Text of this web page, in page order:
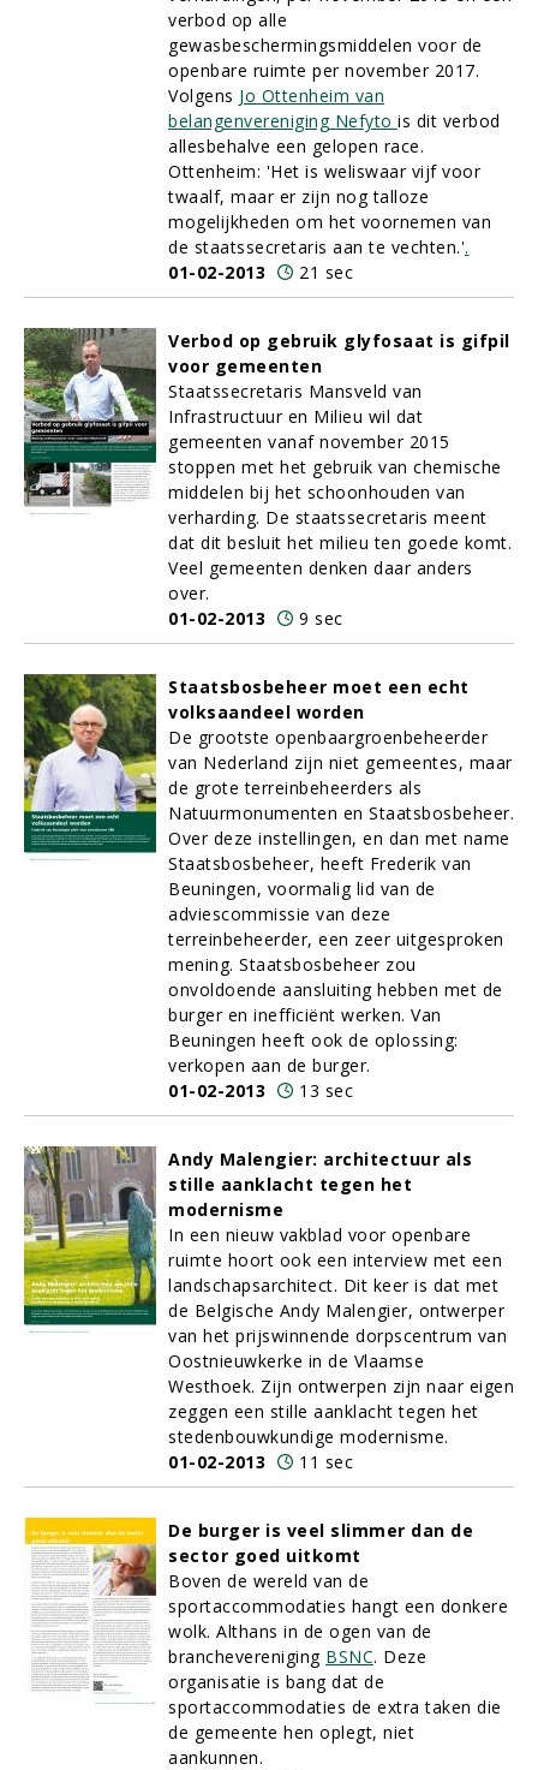
verbod op alle
gewasbeschermingsmiddelen voor de
openbare ruimte per november 2017.
Volgens Jo Ottenheim van
belangenvereniging Nefyto is dit verbod
allesbehalve een gelopen race.
Ottenheim: 'Het is weliswaar vijf voor
twaalf, maar er zijn nog talloze
mogelijkheden om het voornemen van
de staatssecretaris aan te vechten.'.
01-02-2013
21 sec
Verbod op gebruik glyfosaat is gifpil
voor gemeenten
Staatssecretaris Mansveld van
Infrastructuur en Milieu wil dat
gemeenten vanaf november 2015
stoppen met het gebruik van chemische
middelen bij het schoonhouden van
verharding. De staatssecretaris meent
dat dit besluit het milieu ten goede komt.
Veel gemeenten denken daar anders
over.
01-02-2013
9 sec
Staatsbosbeheer moet een echt
volksaandeel worden
De grootste openbaargroenbeheerder
van Nederland zijn niet gemeentes, maar
de grote terreinbeheerders als
Natuurmonumenten en Staatsbosbeheer.
Over deze instellingen, en dan met name
Staatsbosbeheer, heeft Frederik van
Beuningen, voormalig lid van de
adviescommissie van deze
terreinbeheerder, een zeer uitgesproken
mening. Staatsbosbeheer zou
onvoldoende aansluiting hebben met de
burger en inefficiënt werken. Van
Beuningen heeft ook de oplossing:
verkopen aan de burger.
01-02-2013
13 sec
Andy Malengier: architectuur als
stille aanklacht tegen het
modernisme
In een nieuw vakblad voor openbare
ruimte hoort ook een interview met een
landschapsarchitect. Dit keer is dat met
de Belgische Andy Malengier, ontwerper
van het prijswinnende dorpscentrum van
Oostnieuwkerke in de Vlaamse
Westhoek. Zijn ontwerpen zijn naar eigen
zeggen een stille aanklacht tegen het
stedenbouwkundige modernisme.
01-02-2013
11 sec
De burger is veel slimmer dan de
sector goed uitkomt
Boven de wereld van de
sportaccommodaties hangt een donkere
wolk. Althans in de ogen van de
branchevereniging BSNC. Deze
organisatie is bang dat de
sportaccommodaties de extra taken die
de gemeente hen oplegt, niet
aankunnen.